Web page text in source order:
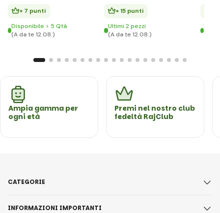
+ 7 punti
Disponibile > 5 Qtà
(A da te 12.08.)
+ 15 punti
Ultimi 2 pezzi
(A da te 12.08.)
(A
Ampia gamma per
ogni età
Premi nel nostro club
fedeltà RajClub
CATEGORIE
INFORMAZIONI IMPORTANTI